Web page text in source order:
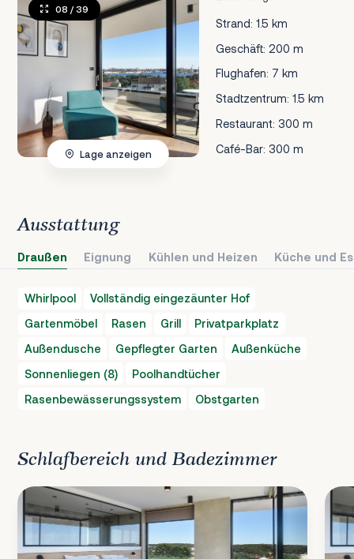
Strand: 1.5 km
Geschäft: 200 m
Flughafen: 7 km
Stadtzentrum: 1.5 km
Restaurant: 300 m
Café-Bar: 300 m
08 / 39
Lage anzeigen
Ausstattung
Draußen Eignung Kühlen und Heizen Küche und
Whirlpool
Vollständig eingezäunter Hof
Gartenmöbel
Rasen Grill
Privatparkplatz
Außendusche
Gepflegter Garten
Außenküche
Sonnenliegen (8)
Poolhandtücher
Rasenbewässerungssystem
Obstgarten
Schlafbereich und Badezimmer